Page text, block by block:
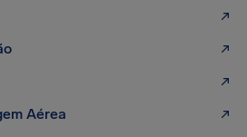
Aérea